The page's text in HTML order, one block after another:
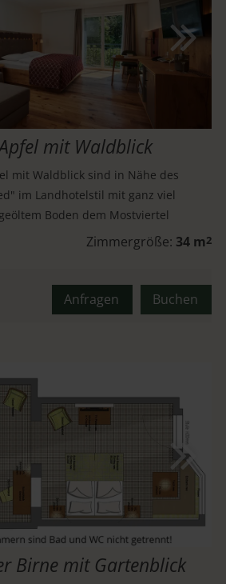
mit Waldblick
mit Waldblick sind in Nähe des
im Landhotelstil mit ganz viel
Boden dem Mostviertel
Zimmergröße: 34 m2
Buchen
Anfragen
Birne mit Gartenblick